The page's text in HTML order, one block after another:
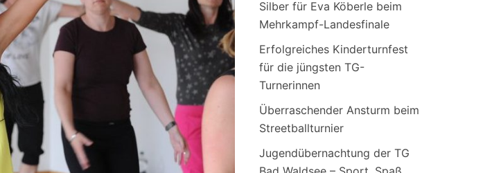
Silber für Eva Köberle beim
Mehrkampf-Landesfinale
Erfolgreiches Kinderturnfest
für die jüngsten TG-
Turnerinnen
Überraschender Ansturm beim
Streetballturnier
Jugendübernachtung der TG